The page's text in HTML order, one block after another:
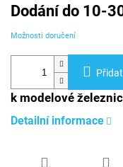
Měrná
cena:
Dodání do 10-
Možnosti doručení
k modelové
Detailní informace